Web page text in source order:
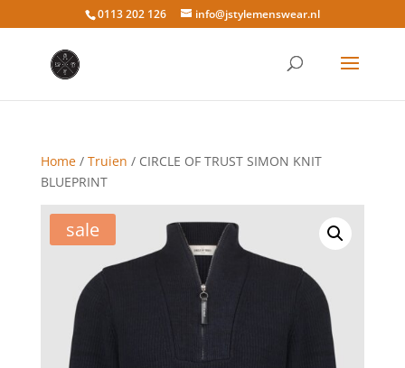
0113 202 126 info@jstylemenswear.nl
Home/ Truien / CIRCLE OF TRUST SIMON KNIT
BLUEPRINT
sale